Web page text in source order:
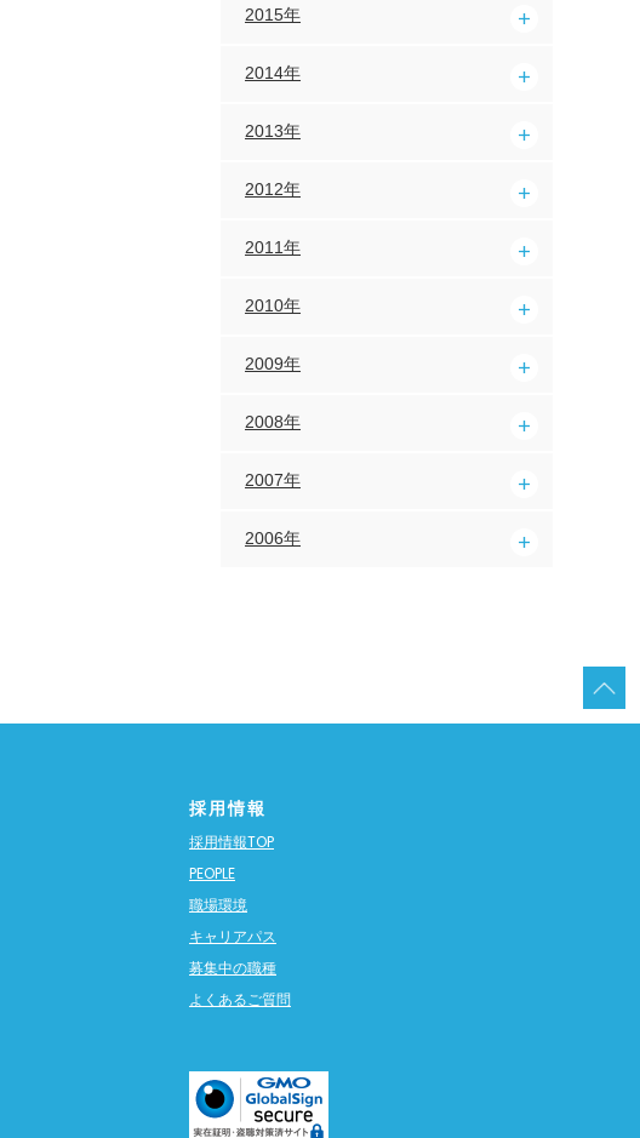
2015年
2014年
2013年
2012年
2011年
2010年
2009年
2008年
2007年
2006年
採用情報
採用情報TOP
PEOPLE
職場環境
キャリアパス
募集中の職種
よくあるご質問